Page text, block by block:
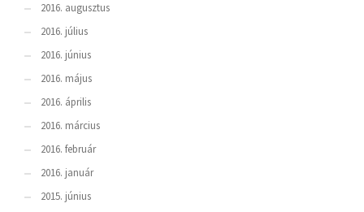
2016. augusztus
2016. július
2016. június
2016. május
2016. április
2016. március
2016. február
2016. január
2015. június